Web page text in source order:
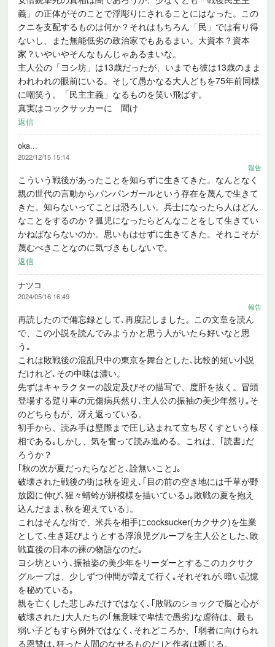
義」の正体がそのことで浮彫りにされることにはなった。この
クニを支配するものは何か？それはもちろん「民」では有り得
ないし、また無能低劣の政治家でもあるまい。大資本？資本
家？いやいやそんなもんじゃあるまいな。
主人公の「ヨシ坊」は13歳だったが、いまでも彼は13歳のまま
われわれの眼前にいる。そして愚かなる大人どもを75年前同様
に嘲笑う。「民主主義」なるものを笑い飛ばす。
真実はコックサッカーに 聞け
返信
oka...
2022/12/15 15:14
報告
こういう戦後があったことを知らずに生きてきた。なんとなく
親の世代の言動からパンパンガールという存在を蔑んで生きて
きた。知らないってことは恐ろしい。兵士になったら人はどん
なことをするのか？孤児になったらどんなことをして生きてい
かねばならないのか。思いもはせずに生きてきた。それこそが
蔑むべきことなのに気づきもしないで。
返信
ナツコ
2024/05/16 16:49
報告
再読したので備忘録として､再度記しました。この文章を読ん
で、この小説を読んでみようかと思う人がいたら好いなと思
う｡
これは敗戦後の混乱只中の東京を舞台とした､比較的短い小説
だけれど､その中味は濃い。
先ずはキャラクターの設定及びその描写で、度肝を抜く。冒頭
登場する躄り車の元傷病兵然り､主人公の振袖の美少年然り｡そ
のどちらもが、冴え返っている。
初手から、読み手は壁際まで圧し込まれて立ち尽くすという様
相である｡しかし、気を奮って読み進める。これは、｢読書｣だ
ろうか？
｢秋の次が夏だったらなどと､詮無いこと｣｡
破壊された戦後の街は秋を迎え､｢目の前の空き地には千草が野
放図に伸び､猩々蜻蛉が絣模様を描いている｣｡敗戦の夏を抱え
込んだまま､秋を迎えている｣。
これはそんな街で、米兵を相手にcocksucker(カクサク)を生業
として､生き延びようとする浮浪児グループを主人公とした､敗
戦直後の日本の裸の物語なのだ｡
ヨシ坊という､振袖姿の美少年をリーダーとするこのカクサク
グループは、少しずつ仲間が増えて行く｡それぞれが､暗い記憶
を秘めている｡
親を亡くした悲しみだけではなく､｢敗戦のショックで脳と心が
破壊された｣大人たちの｢無意味で卑怯で愚劣｣な虐待は、最も
弱い子どもすら例外ではなく､それどころか、｢弱者に向けられ
る恩讐は､狂った人間のなせるものだ｣と作者は断じる。